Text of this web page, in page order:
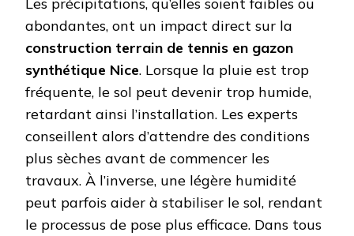
abondantes, ont un impact direct sur la
construction terrain de tennis en gazon
synthétique Nice. Lorsque la pluie est trop
fréquente, le sol peut devenir trop humide,
retardant ainsi l’installation. Les experts
conseillent alors d’attendre des conditions
plus sèches avant de commencer les
travaux. À l’inverse, une légère humidité
peut parfois aider à stabiliser le sol, rendant
le processus de pose plus efficace. Dans tous